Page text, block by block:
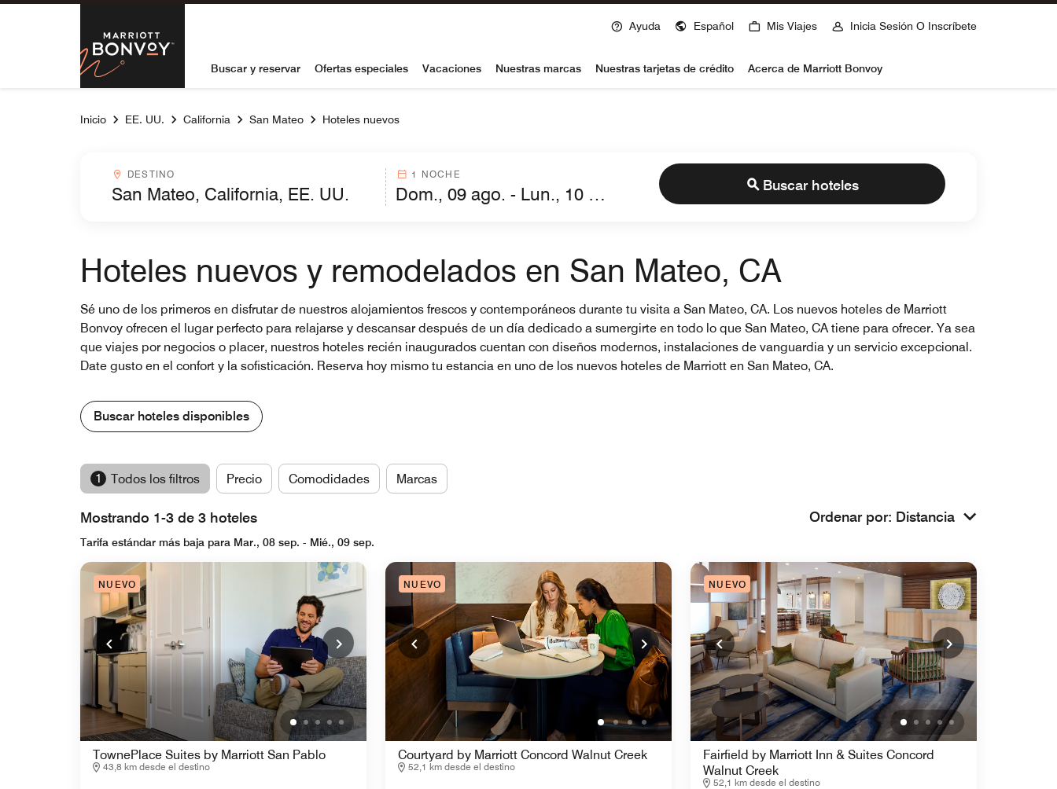
Skip to Content
Marriott Bonvoy
Ayuda Español Mis Viajes Inicia Sesión O Inscríbete
Buscar y reservar Ofertas especiales Vacaciones Nuestras marcas Nuestras tarjetas de crédito Acerca de Marriott Bonvoy
Inicio EE. UU. California San Mateo Hoteles nuevos
Destinocombobox
DESTINO 1 NOCHE
Buscar hoteles
Hoteles nuevos y remodelados en San Mateo, CA
Sé uno de los primeros en disfrutar de nuestros alojamientos frescos y contemporáneos durante tu visita a San Mateo, CA. Los nuevos hoteles de Marriott
Bonvoy ofrecen el lugar perfecto para relajarse y descansar después de un día dedicado a sumergirte en todo lo que San Mateo, CA tiene para ofrecer. Ya sea
que viajes por negocios o placer, nuestros hoteles recién inaugurados cuentan con diseños modernos, instalaciones de vanguardia y un servicio excepcional.
Date gusto en el confort y la sofisticación. Reserva hoy mismo tu estancia en uno de los nuevos hoteles de Marriott en San Mateo, CA.
Buscar hoteles disponibles
1 Todos los filtros Precio Comodidades Marcas
Mostrando 1-3 de 3 hoteles Ordenar por: Distancia
Tarifa estándar más baja para Mar., 08 sep. - Mié., 09 sep.
NUEVO
TownePlace Suites by Marriott San Pablo
43,8 km desde el destino
NUEVO
Courtyard by Marriott Concord Walnut Creek
52,1 km desde el destino
NUEVO
Fairfield by Marriott Inn & Suites Concord
Walnut Creek
52,1 km desde el destino